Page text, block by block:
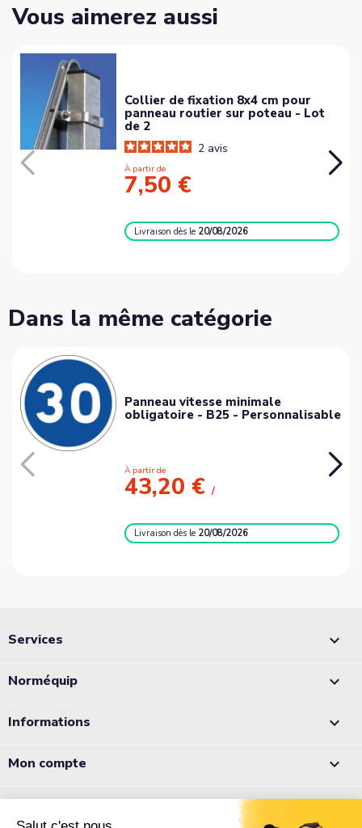
Vous aimerez aussi
Collier de fixation 8x4 cm pour
panneau routier sur poteau - Lot
de 2
2 avis
À partir de
7,50 €
Livraisondès le 20/08/2026
Dans la même catégorie
Panneau vitesse minimale
obligatoire - B25 - Personnalisable
À partir de
43,20 €
Livraisondès le 20/08/2026
Services 
Norméquip 
Informations 
Mon compte 